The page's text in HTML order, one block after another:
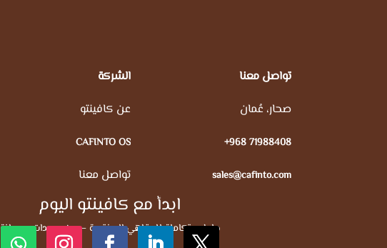
تواصل معنا
صحار، عُمان
+968 71988408
sales@cafinto.com
الشركة
عن كافينتو
CAFINTO OS
تواصل معنا
ابدأ مع كافينتو اليوم
حلول متكاملة للمقاهي المختصة — بن، معدات، وصيانة